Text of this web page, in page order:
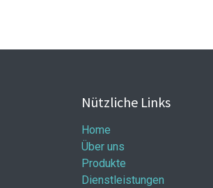
Nützliche Links
Home
Über uns
Produkte
Dienstleistungen